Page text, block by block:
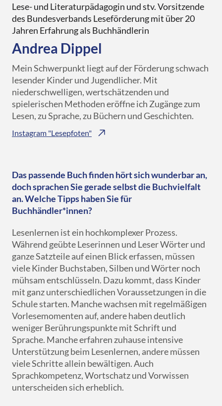
Lese- und Literaturpädagogin und stv. Vorsitzende
des Bundesverbands Leseförderung mit über 20
Jahren Erfahrung als Buchhändlerin
Andrea Dippel
Mein Schwerpunkt liegt auf der Förderung schwach
lesender Kinder und Jugendlicher. Mit
niederschwelligen, wertschätzenden und
spielerischen Methoden eröffne ich Zugänge zum
Lesen, zu Sprache, zu Büchern und Geschichten.
Instagram "Lesepfoten"
Das passende Buch finden hört sich wunderbar an,
doch sprachen Sie gerade selbst die Buchvielfalt
an. Welche Tipps haben Sie für
Buchhändler*innen?
Lesenlernen ist ein hochkomplexer Prozess.
Während geübte Leserinnen und Leser Wörter und
ganze Satzteile auf einen Blick erfassen, müssen
viele Kinder Buchstaben, Silben und Wörter noch
mühsam entschlüsseln. Dazu kommt, dass Kinder
mit ganz unterschiedlichen Voraussetzungen in die
Schule starten. Manche wachsen mit regelmäßigen
Vorlesemomenten auf, andere haben deutlich
weniger Berührungspunkte mit Schrift und
Sprache. Manche erfahren zuhause intensive
Unterstützung beim Lesenlernen, andere müssen
viele Schritte allein bewältigen. Auch
Sprachkompetenz, Wortschatz und Vorwissen
unterscheiden sich erheblich.